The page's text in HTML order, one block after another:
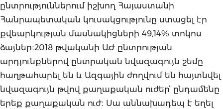
ընտրություններում իշխող Հայաստանի
Հանրապետական կուսակցությունը ստացել էր
քվեարկության մասնակիցների 49,14% տոկոս
ձայներ։2018 թվականի ԱԺ ընտրության
արդյունքներով ընտրական նվազագույն շեմը
հաղթահարել են և Ազգային ժողվում են հայտնվել
նվազագույն թվով քաղաքական ուժեր՝ ընդամենը
երեք քաղաքական ուժ։ Սա աննախադեպ է եղել